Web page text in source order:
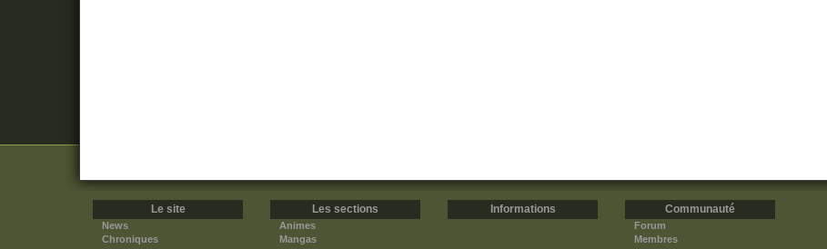
Le site
News
Chroniques
Les sections
Animes
Mangas
Informations Communauté
Forum
Membres